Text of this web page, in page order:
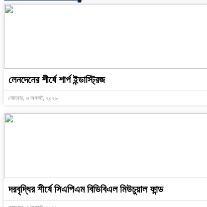
লেনদেনের শীর্ষে শার্প ইন্ডাস্ট্রিজ
সোমবার, ৩ অগাস্ট, ২০২৬
দরবৃদ্ধির শীর্ষে সিএপিএম বিডিবিএল মিউচুয়াল ফান্ড